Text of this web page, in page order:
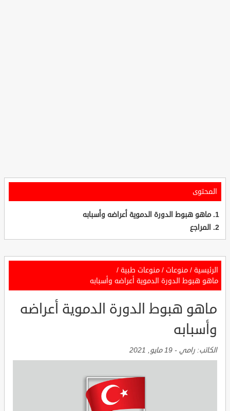
المحتوى
ماهو هبوط الدورة الدموية أعراضه وأسبابه
المراجع
الرئيسية / منوعات / منوعات طبية /
ماهو هبوط الدورة الدموية أعراضه وأسبابه
ماهو هبوط الدورة الدموية أعراضه
وأسبابه
الكاتب: رامي - 19 مايو, 2021